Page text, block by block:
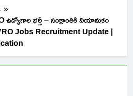
ఉద్యోగాల భర్తీ – సంక్రాంతికి నియామకం
Jobs Recruitment Update |